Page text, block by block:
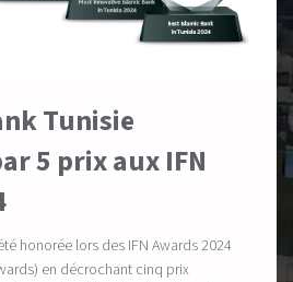
Tunisie
5 prix aux IFN
honorée lors des IFN Awards 2024
en décrochant cinq prix